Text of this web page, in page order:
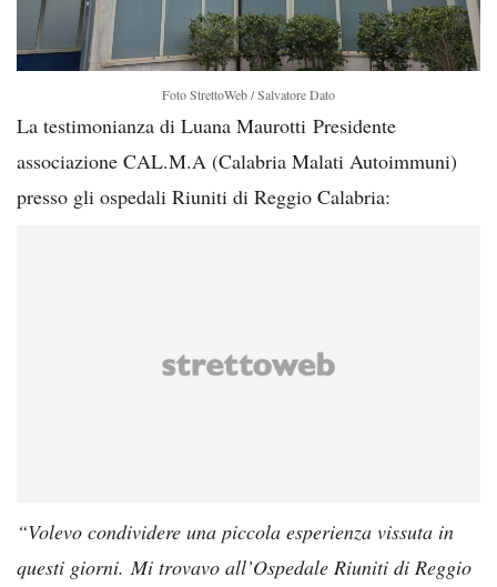
Foto StrettoWeb / Salvatore Dato
La testimonianza di Luana Maurotti Presidente
associazione CAL.M.A (Calabria Malati Autoimmuni)
presso gli ospedali Riuniti di Reggio Calabria:
“Volevo condividere una piccola esperienza vissuta in
questi giorni.Mi trovavo all’Ospedale Riuniti di Reggio